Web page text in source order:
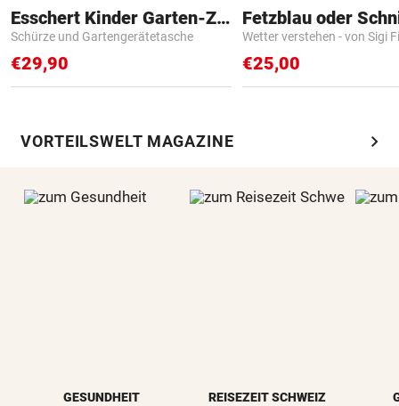
Esschert Kinder Garten-Zubehör
Schürze und Gartengerätetasche
€29,90
Fetzblau oder
Wetter verstehen - von Sigi
€25,00
VORTEILSWELT MAGAZINE chevron_right
GESUNDHEIT REISEZEIT SCHWEIZ